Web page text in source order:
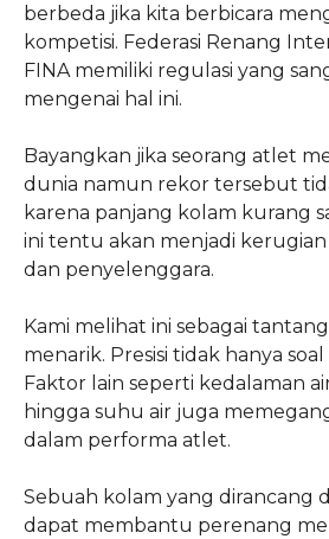
berbeda jika kita berbicara
kompetisi. Federasi Renang
FINA memiliki regulasi yang
mengenai hal ini.
Bayangkan jika seorang atlet
dunia namun rekor tersebut
karena panjang kolam kurang
ini tentu akan menjadi
dan penyelenggara.
Kami melihat ini sebagai
menarik. Presisi tidak hanya
Faktor lain seperti kedalaman
hingga suhu air juga
dalam performa atlet.
Sebuah kolam yang dirancang
dapat membantu perenang